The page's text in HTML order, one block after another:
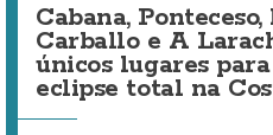
Cabana,
Carballo e A
únicos lugares
eclipse total na